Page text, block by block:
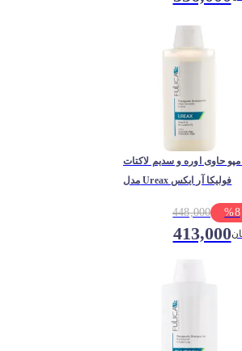
حاوی اوره و سدیم لاکتات
مدل Ureax فولیکا آر ایکس
448,000 %8
413,000